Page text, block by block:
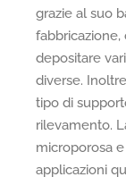
grazie al suo
depositare
diverse.
tipo di
rilevamento.
microporosa
applicazioni